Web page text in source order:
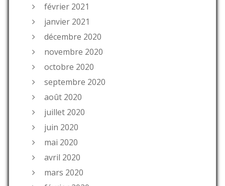
février 2021
janvier 2021
décembre 2020
novembre 2020
octobre 2020
septembre 2020
août 2020
juillet 2020
juin 2020
mai 2020
avril 2020
mars 2020